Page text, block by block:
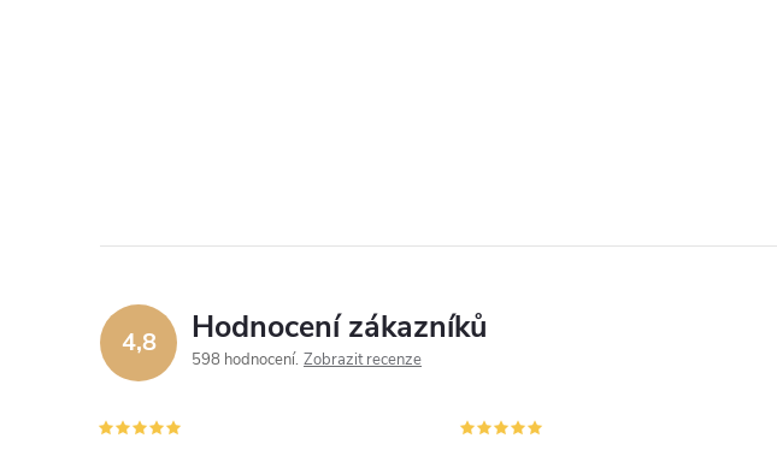
4,8 Hodnocení zákazníků
598 hodnocení Zobrazit recenze